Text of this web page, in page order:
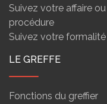
Suivez votre affaire ou
procédure
Suivez votre formalité
LE GREFFE
Fonctions du greffier